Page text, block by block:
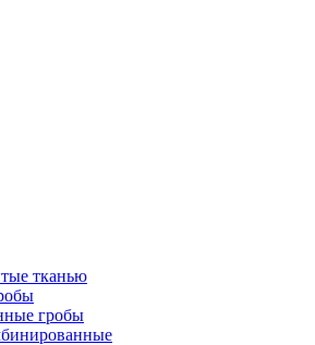
тканью
гробы